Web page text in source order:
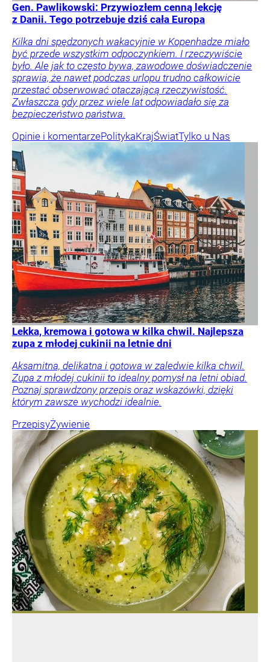
Gen. Pawlikowski: Przywiozłem cenną lekcję
z Danii. Tego potrzebuje dziś cała Europa
Kilka dni spędzonych wakacyjnie w Kopenhadze miało
być przede wszystkim odpoczynkiem. I rzeczywiście
było. Ale jak to często bywa, zawodowe doświadczenie
sprawia, że nawet podczas urlopu trudno całkowicie
przestać obserwować otaczającą rzeczywistość.
Zwłaszcza gdy przez wiele lat odpowiadało się za
bezpieczeństwo państwa.
Opinie i komentarzePolitykaKrajŚwiatTylko u Nas
Lekka, kremowa i gotowa w kilka chwil. Najlepsza
zupa z młodej cukinii na letnie dni
Aksamitna, delikatna i gotowa w zaledwie kilka chwil.
Zupa z młodej cukinii to idealny pomysł na letni obiad.
Poznaj sprawdzony przepis oraz wskazówki, dzięki
którym zawsze wychodzi idealnie.
PrzepisyŻywienie